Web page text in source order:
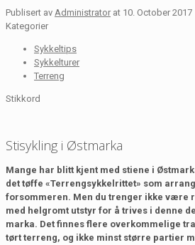
Publisert av Administrator at 10. October 2017
Kategorier
Sykkeltips
Sykkelturer
Terreng
Stikkord
Stisykling i Østmarka
Mange har blitt kjent med stiene i
det tøffe «Terrengsykkelrittet» som
forsommeren. Men du trenger ikke være
med helgromt utstyr for å trives i denne
marka. Det finnes flere overkommelige
tørt terreng, og ikke minst større partier